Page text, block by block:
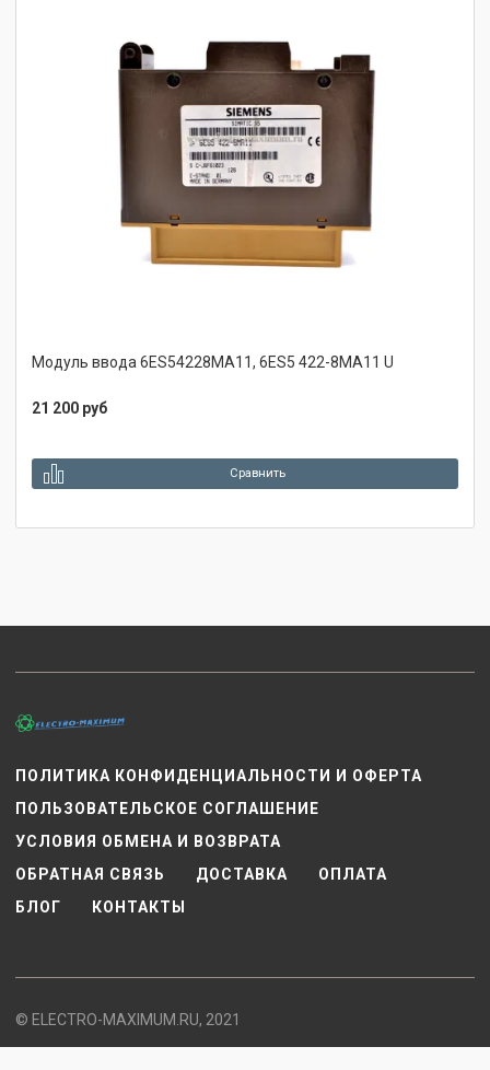
Модуль ввода 6ES54228MA11, 6ES5 422-8MA11 U
21 200 руб
Сравнить
ПОЛИТИКА КОНФИДЕНЦИАЛЬНОСТИ И ОФЕРТА
ПОЛЬЗОВАТЕЛЬСКОЕ СОГЛАШЕНИЕ
УСЛОВИЯ ОБМЕНА И ВОЗВРАТА
ОБРАТНАЯ СВЯЗЬ
ДОСТАВКА
ОПЛАТА
БЛОГ
КОНТАКТЫ
© ELECTRO-MAXIMUM.RU, 2021